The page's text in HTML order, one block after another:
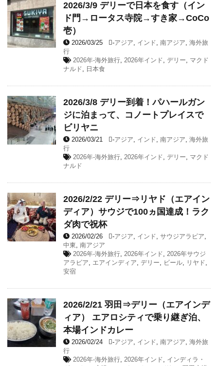
2026/3/9 デリーで日本を食す（イン
ド門→ロータス寺院→すき家→CoCo
壱）
2026/03/25 -アジア, インド, 南アジア, 海外旅
行
2026年-海外旅行, 2026年インド, デリー, マクド
ナルド, 日本食
2026/3/8 デリー到着！パハールガン
ジに泊まって、コノートプレイスで
ビリヤニ
2026/03/21 -アジア, インド, 南アジア, 海外旅
行
2026年-海外旅行, 2026年インド, デリー, マクド
ナルド
2026/2/22 デリー⇒リヤド（エアイン
ディア）サウジで100ヵ国達成！ラク
ダ肉で祝杯
2026/02/26 -アジア, インド, サウジアラビア,
中東, 南アジア
2026年-海外旅行, 2026年インド, 2026年サウジ
アラビア, エアインディア, デリー, ビール, リヤド,
安宿
2026/2/21 羽田⇒デリー（エアインデ
ィア） エアロシティで乗り継ぎ泊、
本場インドカレー
2026/02/24 -アジア, インド, 南アジア, 海外旅
行
2026年-海外旅行, 2026年インド, インディラ・